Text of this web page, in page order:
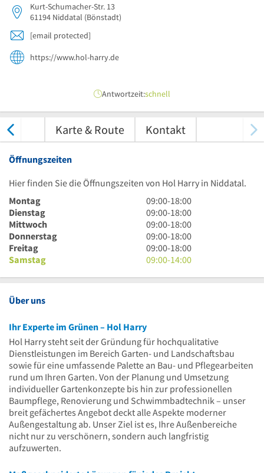
Kurt-Schumacher-Str. 13
61194 Niddatal (Bönstadt)
[email protected]
https://www.hol-harry.de
Antwortzeit:schnell
Karte & Route Kontakt
Öffnungszeiten
Hier finden Sie die Öffnungszeiten von Hol Harry in Niddatal.
Montag
9
Uhr
bis
18
Uhr
09:00-18:00
Dienstag
9
Uhr
bis
18
Uhr
09:00-18:00
Mittwoch
9
Uhr
bis
18
09:00-18:00
Donnerstag
9
Uhr
bis
Uhr
09:00-18:00
Freitag
9
Uhr
18
09:00-18:00
Samstag
9
bis
09:00-14:00
Über uns
Ihr Experte im Grünen – Hol Harry
Hol Harry steht seit der Gründung für hochqualitative
Dienstleistungen im Bereich Garten- und Landschaftsbau
sowie für eine umfassende Palette an Bau- und Pflegearbeiten
rund um Ihren Garten. Von der Planung und Umsetzung
individueller Gartenkonzepte bis hin zur professionellen
Baumpflege, Renovierung und Schwimmbadtechnik – unser
breit gefächertes Angebot deckt alle Aspekte moderner
Außengestaltung ab. Unser Ziel ist es, Ihre Außenbereiche
nicht nur zu verschönern, sondern auch langfristig
aufzuwerten.